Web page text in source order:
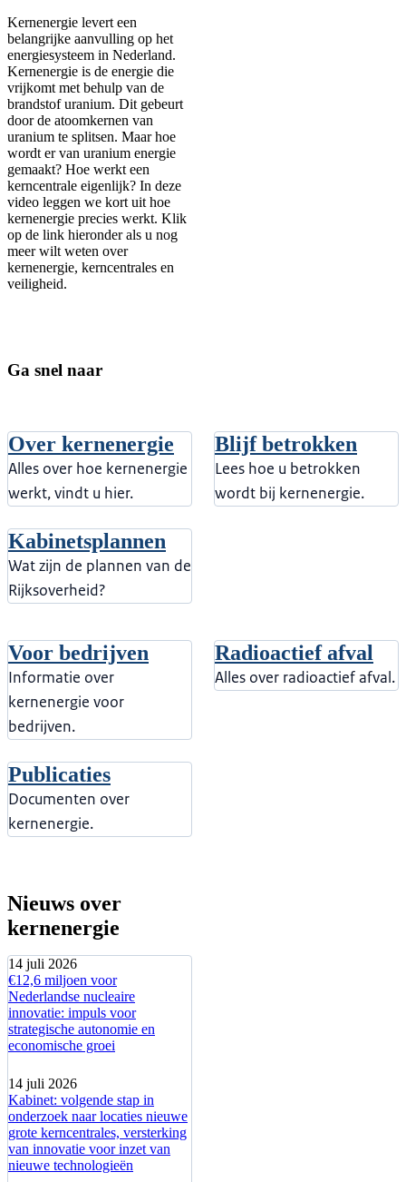
Kernenergie levert een
belangrijke aanvulling op het
energiesysteem in Nederland.
Kernenergie is de energie die
vrijkomt met behulp van de
brandstof uranium. Dit gebeurt
door de atoomkernen van
uranium te splitsen. Maar hoe
wordt er van uranium energie
gemaakt? Hoe werkt een
kerncentrale eigenlijk? In deze
video leggen we kort uit hoe
kernenergie precies werkt. Klik
op de link hieronder als u nog
meer wilt weten over
kernenergie, kerncentrales en
veiligheid.
Ga snel naar
Over kernenergie
Alles over hoe kernenergie
werkt, vindt u hier.
Blijf betrokken
Lees hoe u betrokken
wordt bij kernenergie.
Kabinetsplannen
Wat zijn de plannen van de
Rijksoverheid?
Voor bedrijven
Informatie over
kernenergie voor
bedrijven.
Radioactief afval
Alles over radioactief afval.
Publicaties
Documenten over
kernenergie.
Nieuws over
kernenergie
14 juli 2026
€12,6 miljoen voor
Nederlandse nucleaire
innovatie: impuls voor
strategische autonomie en
economische groei
14 juli 2026
Kabinet: volgende stap in
onderzoek naar locaties nieuwe
grote kerncentrales, versterking
van innovatie voor inzet van
nieuwe technologieën